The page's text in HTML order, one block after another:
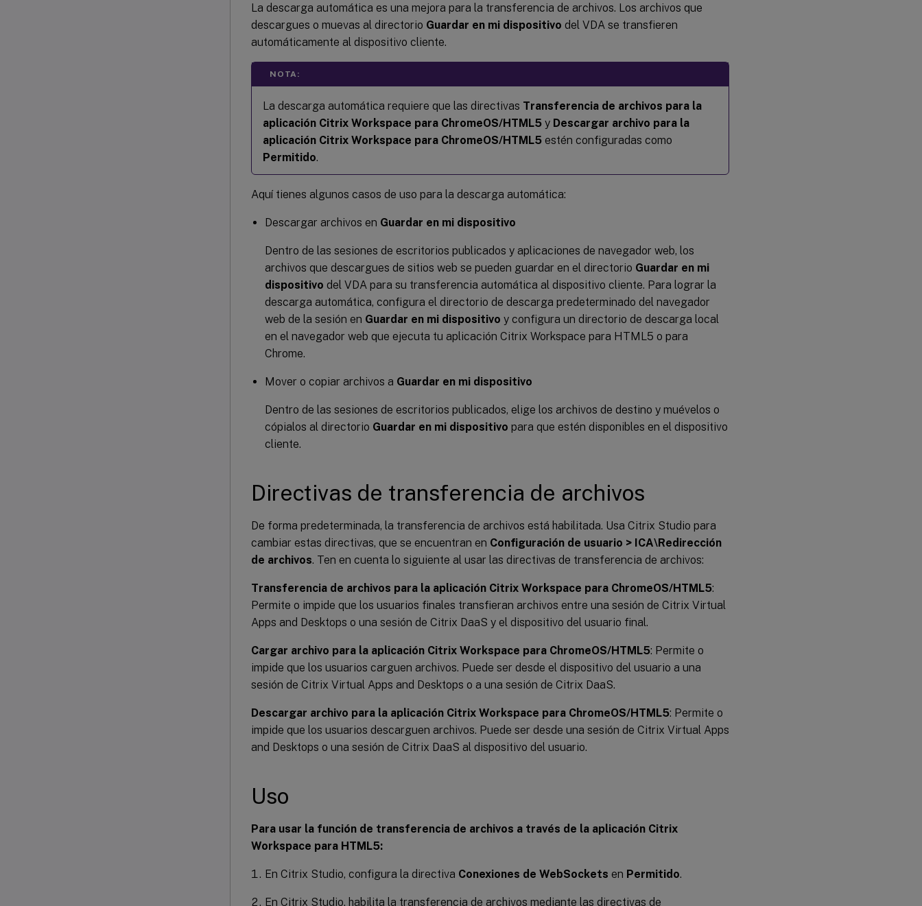
La descarga automática es una mejora para la transferencia de archivos. Los archivos que
descargues o muevas al directorio Guardar en mi dispositivo del VDA se transfieren
automáticamente al dispositivo cliente.
NOTA:
La descarga automática requiere que las directivas Transferencia de archivos para la
aplicación Citrix Workspace para ChromeOS/HTML5 y Descargar archivo para la
aplicación Citrix Workspace para ChromeOS/HTML5 estén configuradas como
Permitido.
Aquí tienes algunos casos de uso para la descarga automática:
Descargar archivos en Guardar en mi dispositivo
Dentro de las sesiones de escritorios publicados y aplicaciones de navegador web, los
archivos que descargues de sitios web se pueden guardar en el directorio Guardar en mi
dispositivo del VDA para su transferencia automática al dispositivo cliente. Para lograr la
descarga automática, configura el directorio de descarga predeterminado del navegador
web de la sesión en Guardar en mi dispositivo y configura un directorio de descarga local
en el navegador web que ejecuta tu aplicación Citrix Workspace para HTML5 o para
Chrome.
Mover o copiar archivos a Guardar en mi dispositivo
Dentro de las sesiones de escritorios publicados, elige los archivos de destino y muévelos o
cópialos al directorio Guardar en mi dispositivo para que estén disponibles en el dispositivo
cliente.
Directivas de transferencia de archivos
De forma predeterminada, la transferencia de archivos está habilitada. Usa Citrix Studio para
cambiar estas directivas, que se encuentran en Configuración de usuario > ICA\Redirección
de archivos. Ten en cuenta lo siguiente al usar las directivas de transferencia de archivos:
Transferencia de archivos para la aplicación Citrix Workspace para ChromeOS/HTML5:
Permite o impide que los usuarios finales transfieran archivos entre una sesión de Citrix Virtual
Apps and Desktops o una sesión de Citrix DaaS y el dispositivo del usuario final.
Cargar archivo para la aplicación Citrix Workspace para ChromeOS/HTML5: Permite o
impide que los usuarios carguen archivos. Puede ser desde el dispositivo del usuario a una
sesión de Citrix Virtual Apps and Desktops o a una sesión de Citrix DaaS.
Descargar archivo para la aplicación Citrix Workspace para ChromeOS/HTML5: Permite o
impide que los usuarios descarguen archivos. Puede ser desde una sesión de Citrix Virtual Apps
and Desktops o una sesión de Citrix DaaS al dispositivo del usuario.
Uso
Para usar la función de transferencia de archivos a través de la aplicación Citrix
Workspace para HTML5:
En Citrix Studio, configura la directiva Conexiones de WebSockets en Permitido.
En Citrix Studio, habilita la transferencia de archivos mediante las directivas de